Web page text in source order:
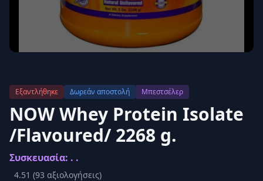
Εξαντλήθηκε Δωρεάν αποστολή Μπεστσέλερ
NOW Whey Protein Isolate
/Flavoured/ 2268 g.
Συσκευασία: . .
4.51 (93 αξιολογήσεις)